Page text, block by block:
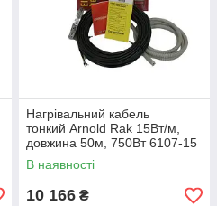
Нагрівальний кабель
тонкий Arnold Rak 15Вт/м,
довжина 50м, 750Вт 6107-15
EC
В наявності
10 166 ₴